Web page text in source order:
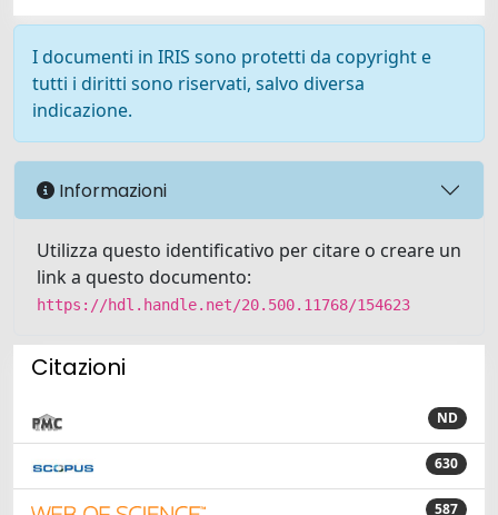
I documenti in IRIS sono protetti da copyright e
tutti i diritti sono riservati, salvo diversa
indicazione.
Informazioni
Utilizza questo identificativo per citare o creare un
link a questo documento:
https://hdl.handle.net/20.500.11768/154623
Citazioni
ND
630
587